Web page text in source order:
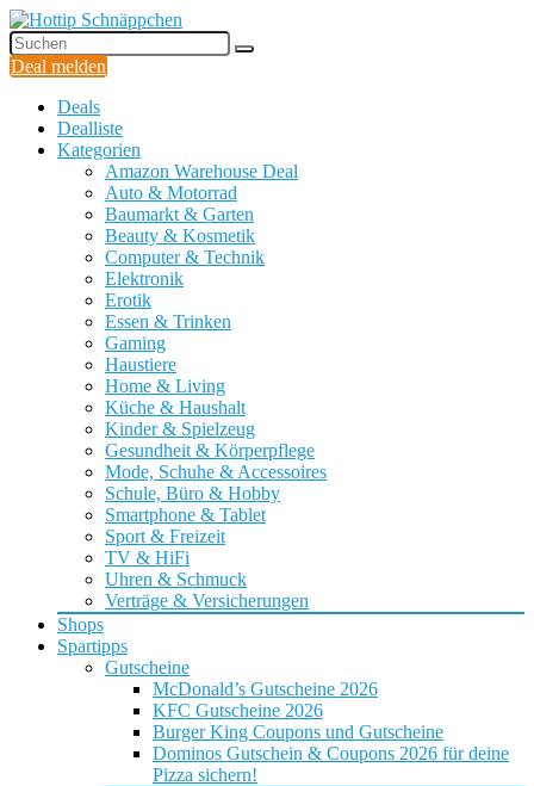
Deal melden
Deals
Dealliste
Kategorien
Amazon Warehouse Deal
Auto & Motorrad
Baumarkt & Garten
Beauty & Kosmetik
Computer & Technik
Elektronik
Erotik
Essen & Trinken
Gaming
Haustiere
Home & Living
Küche & Haushalt
Kinder & Spielzeug
Gesundheit & Körperpflege
Mode, Schuhe & Accessoires
Schule, Büro & Hobby
Smartphone & Tablet
Sport & Freizeit
TV & HiFi
Uhren & Schmuck
Verträge & Versicherungen
Shops
Spartipps
Gutscheine
McDonald’s Gutscheine 2026
KFC Gutscheine 2026
Burger King Coupons und Gutscheine
Dominos Gutschein & Coupons 2026 für deine
Pizza sichern!